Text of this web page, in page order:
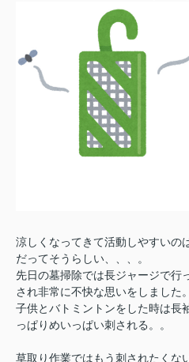
涼しくなってきて活動しやすいの
だってそうらしい、、、。
先日の墓掃除では長ジャージで行
され非常に不快な思いをしました。
子供とバトミントンをした時は長
っぱりめいっぱい刺される。。
草取り作業ではもう刺されたくな